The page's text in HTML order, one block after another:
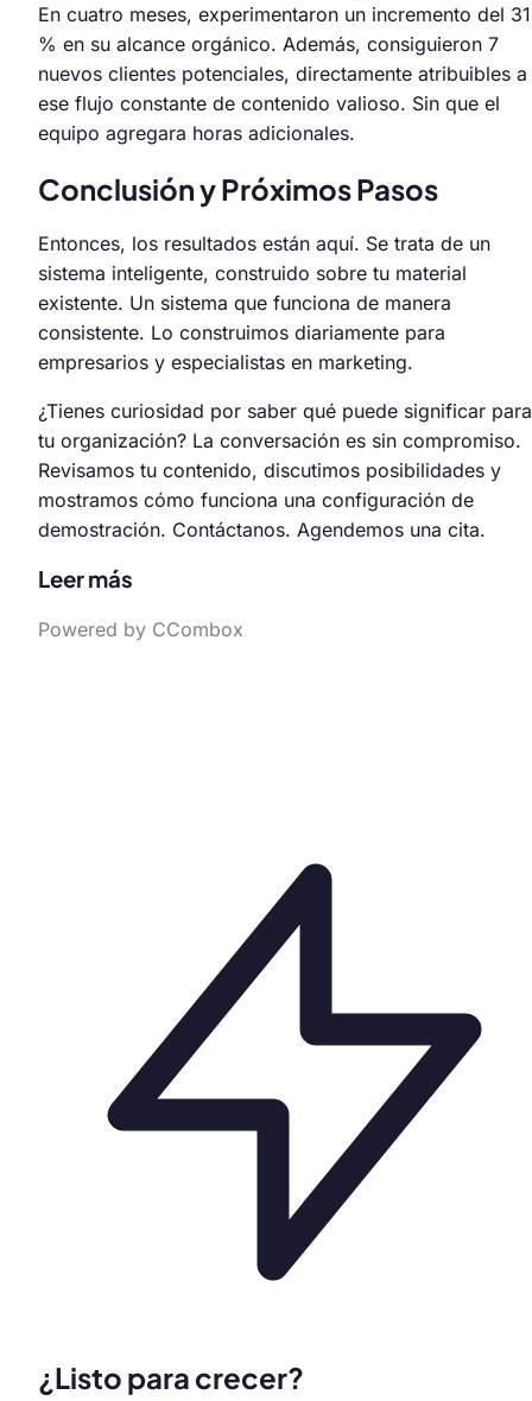
En cuatro meses, experimentaron un incremento del
% en su alcance orgánico. Además, consiguieron 7
nuevos clientes potenciales, directamente atribuibles a
ese flujo constante de contenido valioso. Sin que el
equipo agregara horas adicionales.
Conclusión y Próximos Pasos
Entonces, los resultados están aquí. Se trata de un
sistema inteligente, construido sobre tu material
existente. Un sistema que funciona de manera
consistente. Lo construimos diariamente para
empresarios y especialistas en marketing.
¿Tienes curiosidad por saber qué puede significar para
tu organización? La conversación es sin compromiso.
Revisamos tu contenido, discutimos posibilidades y
mostramos cómo funciona una configuración de
demostración. Contáctanos. Agendemos una cita.
Leer más
Powered by CCombox
¿Listo para crecer?